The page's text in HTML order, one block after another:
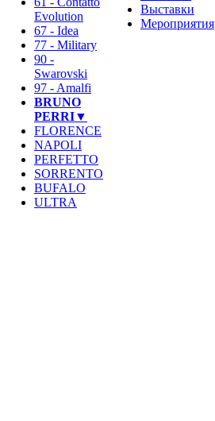
Evolution
67 - Idea
77 - Military
90 -
Swarovski
97 - Amalfi
BRUNO
PERRI▼
FLORENCE
NAPOLI
PERFETTO
SORRENTO
BUFALO
ULTRA
Выставки
Мероприятия